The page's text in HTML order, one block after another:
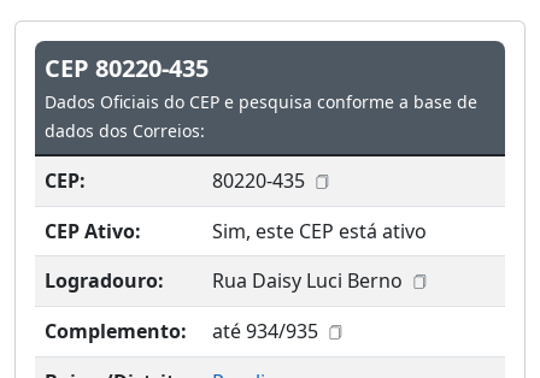
CEP 80220-435
Dados Oficiais do CEP e pesquisa conforme a base de
dados dos Correios:
CEP:
80220-435
CEP Ativo:
Sim, este CEP está ativo
Logradouro:
Rua Daisy Luci Berno
Complemento:
até 934/935